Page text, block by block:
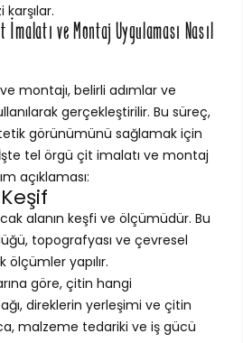
İmalatı ve Montaj Uygulaması Nasıl
montajı, belirli adımlar ve
gerçekleştirilir. Bu süreç,
görünümünü sağlamak için
tel örgü çit imalatı ve montaj
açıklaması:
alanın keşfi ve ölçümüdür. Bu
topografyası ve çevresel
ölçümler yapılır.
göre, çitin hangi
direklerin yerleşimi ve çitin
malzeme tedariki ve iş gücü